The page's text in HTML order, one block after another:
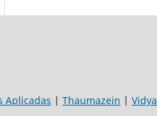
Aplicadas | Thaumazein | Vidya